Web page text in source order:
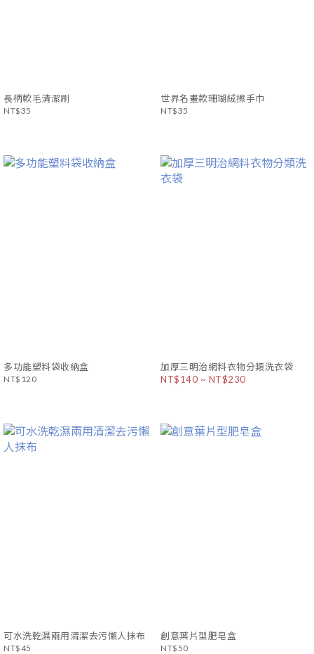
長柄軟毛清潔刷
NT$35
世界名畫款珊瑚絨擦手巾
NT$35
多功能塑料袋收納盒
NT$120
加厚三明治網料衣物分類洗衣袋
NT$140 ~ NT$230
可水洗乾濕兩用清潔去污懶人抹布
NT$45
創意葉片型肥皂盒
NT$50